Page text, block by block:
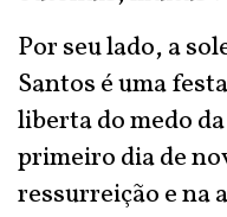
Por seu lado, a
Santos é uma
liberta do medo
primeiro dia de
ressurreição e na